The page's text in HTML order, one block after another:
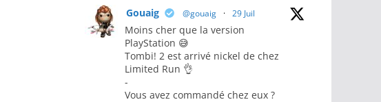
Gouaig @gouaig · 29 Juil
Moins cher que la version
PlayStation 😅
Tombi! 2 est arrivé nickel de chez
Limited Run 👌
-
Vous avez commandé chez eux ?